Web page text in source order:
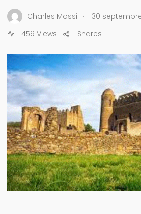
Charles Mossi .
30
459 Views
Shares